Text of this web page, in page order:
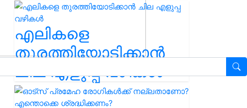
എലികളെ
തുരത്തിയോടിക്കാൻ
ചില എളുപ്പ വഴികൾ